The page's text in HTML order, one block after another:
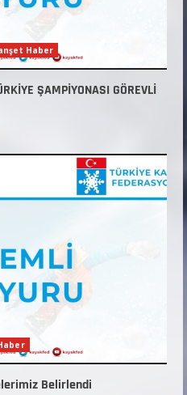
Haber
ŞAMPİYONASI GÖREVLİ
Belirlendi